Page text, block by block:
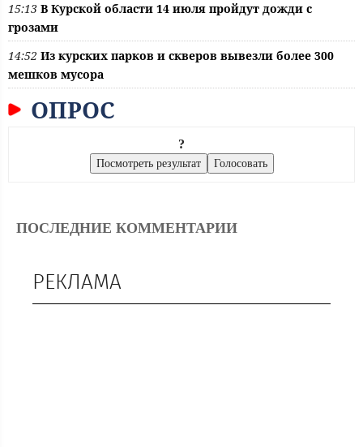
15:13 В Курской области 14 июля пройдут дожди с
грозами
14:52 Из курских парков и скверов вывезли более 300
мешков мусора
ОПРОС
?
ПОСЛЕДНИЕ КОММЕНТАРИИ
РЕКЛАМА